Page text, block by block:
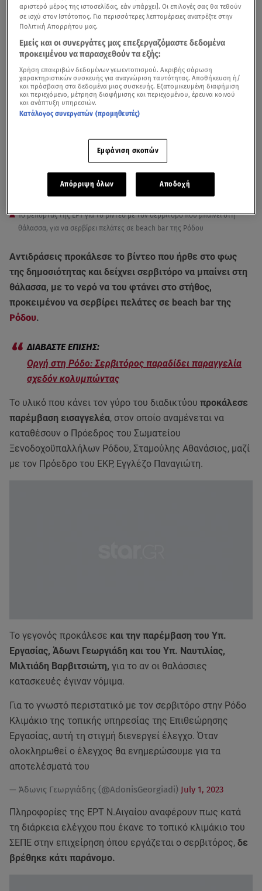
Το ρεπορτάζ της ΕΡΤ για το βίντεο με τον σερβιτόρο που μπαίνει στη
θάλασσα, για να σερβίρει πελάτες σε beach bar της Ρόδου
Αντιδράσεις προκάλεσε το βίντεο που ήρθε στο φως
της δημοσιότητας και δείχνει σερβιτόρο να μπαίνει στη
θάλασσα, με το νερό να του φτάνει στο στήθος,
προκειμένου να σερβίρει πελάτες σε beach bar της
Ρόδου.
Οργή στη Ρόδο: Σερβιτόρος παραδίδει παραγγελία
σχεδόν κολυμπώντας
Το υλικό που κάνει τον γύρο του διαδικτύου προκάλεσε
παρέμβαση εισαγγελέα, στον οποίο αναμένεται να
καταθέσουν ο Πρόεδρος του Σωματείου
Ξενοδοχοϋπαλλήλων Ρόδου, Σταμούλης Αθανάσιος, μαζί
με τον Πρόεδρο του ΕΚΡ, Εγγλέζο Παναγιώτη.
Το γεγονός προκάλεσε και την παρέμβαση του Υπ.
Εργασίας, Άδωνι Γεωργιάδη και του Υπ. Ναυτιλίας,
Μιλτιάδη Βαρβιτσιώτη, για το αν οι θαλάσσιες
κατασκευές έγιναν νόμιμα.
Για το γνωστό περιστατικό με τον σερβιτόρο στην Ρόδο
Κλιμάκιο της τοπικής υπηρεσίας της Επιθεώρησης
Εργασίας, αυτή τη στιγμή διενεργεί έλεγχο. Όταν
ολοκληρωθεί ο έλεγχος θα ενημερώσουμε για τα
αποτελέσματά του
— Άδωνις Γεωργιάδης (@AdonisGeorgiadi) July 1, 2023
Πληροφορίες της ΕΡΤ Ν.Αιγαίου αναφέρουν πως κατά
τη διάρκεια ελέγχου που έκανε το τοπικό κλιμάκιο του
ΣΕΠΕ στην επιχείρηση όπου εργάζεται ο σερβιτόρος, δε
βρέθηκε κάτι παράνομο.
αριστερό μέρος της ιστοσελίδας, εάν υπάρχει]. Οι επιλογές σας θα τεθούν
σε ισχύ στον Ιστότοπος. Για περισσότερες λεπτομέρειες ανατρέξτε στην
Πολιτική Απορρήτου μας.
Εμείς και οι συνεργάτες μας επεξεργαζόμαστε δεδομένα
προκειμένου να παρασχεθούν τα εξής:
Χρήση επακριβών δεδομένων γεωεντοπισμού. Ακριβής σάρωση
χαρακτηριστικών συσκευής για αναγνώριση ταυτότητας. Αποθήκευση ή/
και πρόσβαση στα δεδομένα μιας συσκευής. Εξατομικευμένη διαφήμιση
και περιεχόμενο, μέτρηση διαφήμισης και περιεχομένου, έρευνα κοινού
και ανάπτυξη υπηρεσιών.
Κατάλογος συνεργατών (προμηθευτές)
Εμφάνιση σκοπών
Απόρριψη όλων Αποδοχή